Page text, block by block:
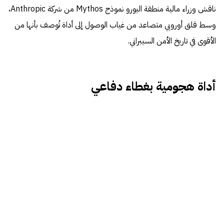
ناقش وزراء مالية منطقة اليورو نموذج Mythos من شركة Anthropic،
وسط قلق أوروبي متصاعد من غياب الوصول إلى أداة تُوصف بأنها من
الأقوى في تاريخ الأمن السيبراني.
أداة هجومية بغطاء دفاعي